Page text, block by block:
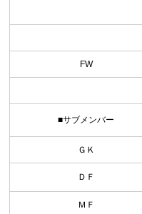
FW
■サブメンバー
ＧＫ
ＤＦ
ＭＦ